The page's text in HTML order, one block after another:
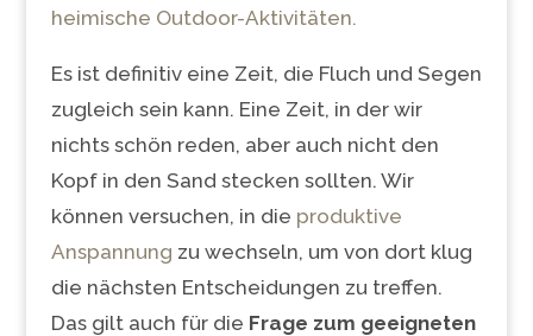
heimische Outdoor-Aktivitäten.
Es ist definitiv eine Zeit, die Fluch und Segen
zugleich sein kann. Eine Zeit, in der wir
nichts schön reden, aber auch nicht den
Kopf in den Sand stecken sollten. Wir
können versuchen, in die produktive
Anspannung zu wechseln, um von dort klug
die nächsten Entscheidungen zu treffen.
Das gilt auch für die Frage zum geeigneten